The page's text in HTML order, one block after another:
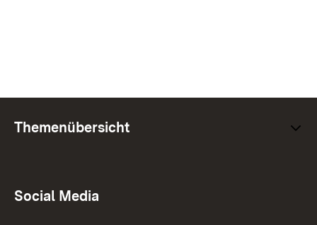
Themenübersicht
Social Media